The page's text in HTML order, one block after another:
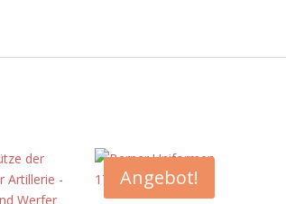
Angebot!